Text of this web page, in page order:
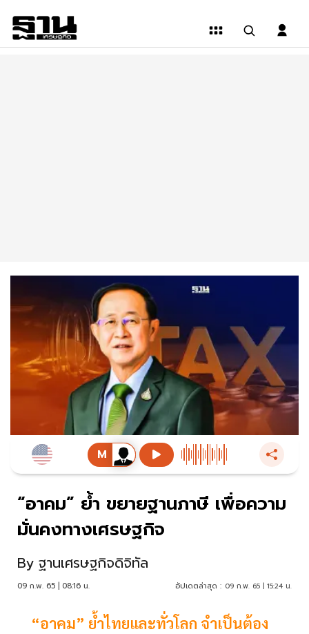
“อาคม” ย้ำ ขยายฐานภาษี เพื่อความ
มั่นคงทางเศรษฐกิจ
By ฐานเศรษฐกิจดิจิทัล
09 ก.พ. 65 | 08:16 น. อัปเดตล่าสุด : 09 ก.พ. 65 | 15:24 น.
“อาคม” ย้ำไทยและทั่วโลก จำเป็นต้อง